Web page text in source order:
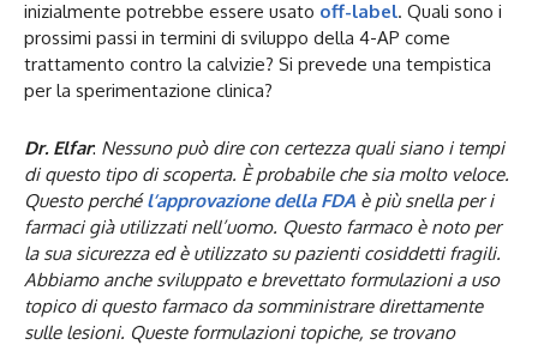
inizialmente potrebbe essere usato off-label. Quali sono i
prossimi passi in termini di sviluppo della 4-AP come
trattamento contro la calvizie? Si prevede una tempistica
per la sperimentazione clinica?
Dr. Elfar: Nessuno può dire con certezza quali siano i tempi
di questo tipo di scoperta. È probabile che sia molto veloce.
Questo perchél’approvazione della FDA è più snella per i
farmaci già utilizzati nell’uomo. Questo farmaco è noto per
la sua sicurezza ed è utilizzato su pazienti cosiddetti fragili.
Abbiamo anche sviluppato e brevettato formulazioni a uso
topico di questo farmaco da somministrare direttamente
sulle lesioni. Queste formulazioni topiche, se trovano